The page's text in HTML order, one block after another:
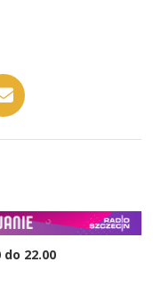
22.00